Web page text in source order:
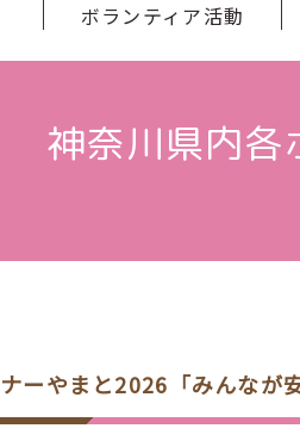
ボランティア活動
神奈川県内各
ーやまと2026「みんなが